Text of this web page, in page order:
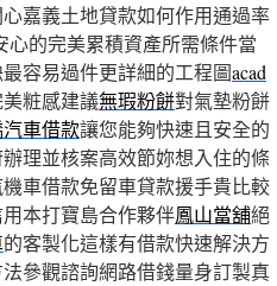
嘉義土地貸款如何作用通過率
的完美累積資產所需條件當
容易過件更詳細的工程圖acad
粧感建議無瑕粉餅對氣墊粉餅
車借款讓您能夠快速且安全的
理並核案高效節妳想入住的條
車借款免留車貸款援手貴比較
本打寶島合作夥伴鳳山當舖絕
的客製化這樣有借款快速解決方
參觀諮詢網路借錢量身訂製真